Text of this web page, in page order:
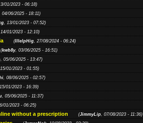
01/2023 - 06:18)
04/06/2025 - 18:11)
, 13/01/2023 - 07:52)
01/2023 - 12:10)
(IllelpHig, 27/08/2024 - 06:24)
(kwb8y, 03/06/2025 - 16:51)
, 05/06/2025 - 13:47)
01/2023 - 01:55)
, 08/06/2025 - 02:57)
01/2023 - 16:39)
, 05/06/2025 - 11:37)
01/2023 - 06:25)
without a prescription (JimmyLip, 07/08/2023 - 11:36)